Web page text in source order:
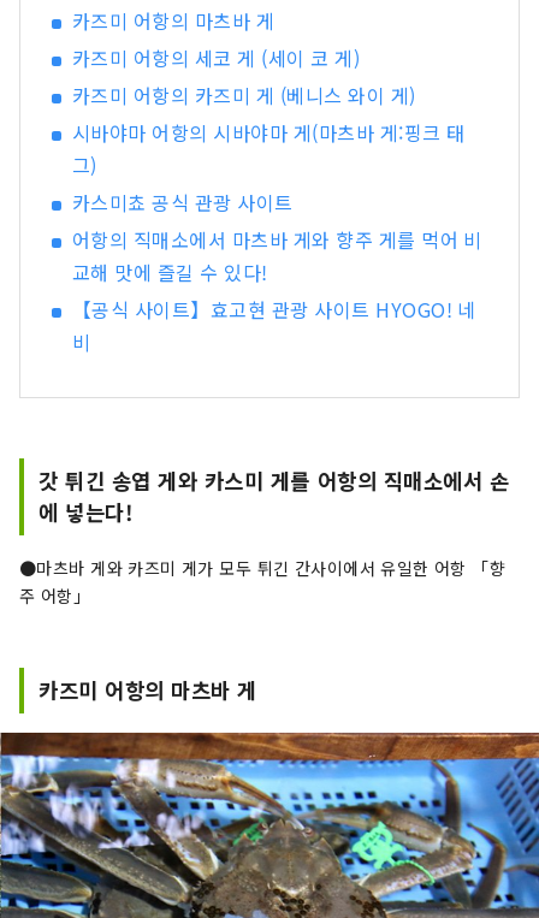
리는 소리, 여름에 각지에서 개최되는 불꽃놀이에
있습니다. 현내의 허브원이나 식물원에서는 사계절
을 통해서, 허브나 꽃들의 상냥하고 기분 좋은 향기
에 치유됩니다. 자, 「시각・미각・촉각・청각・
카즈미 어항의 마츠바 게
카즈미 어항의 세코 게 (세이 코 게)
카즈미 어항의 카즈미 게 (베니스 와이 게)
시바야마 어항의 시바야마 게(마츠바 게:핑크 태
그)
카스미쵸 공식 관광 사이트
어항의 직매소에서 마츠바 게와 향주 게를 먹어 비
교해 맛에 즐길 수 있다!
【공식 사이트】효고현 관광 사이트 HYOGO! 네
비
갓 튀긴 송엽 게와 카스미 게를 어항의 직매소에서 손
에 넣는다!
●마츠바 게와 카즈미 게가 모두 튀긴 간사이에서 유일한 어항 「향
주 어항」
카즈미 어항의 마츠바 게